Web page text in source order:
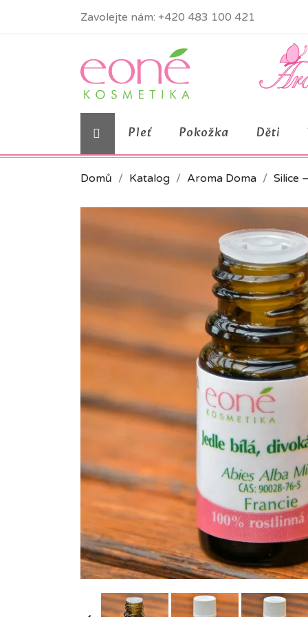
Zavolejte nám: +420 483 100 421
Pleť Pokožka Děti
Domů Katalog Aroma Doma Silice